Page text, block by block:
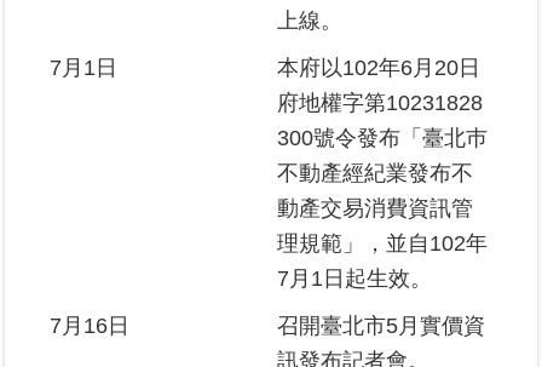
上線。
7月1日
本府以102年6月20日
府地權字第10231828
300號令發布「臺北巿
不動產經紀業發布不
動產交易消費資訊管
理規範」，並自102年
7月1日起生效。
7月16日
召開臺北市5月實價資
訊發布記者會。